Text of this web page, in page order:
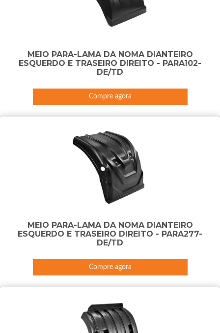
MEIO PARA-LAMA DA NOMA DIANTEIRO
ESQUERDO E TRASEIRO DIREITO - PARA102-
DE/TD
Compre agora
MEIO PARA-LAMA DA NOMA DIANTEIRO
ESQUERDO E TRASEIRO DIREITO - PARA277-
DE/TD
Compre agora